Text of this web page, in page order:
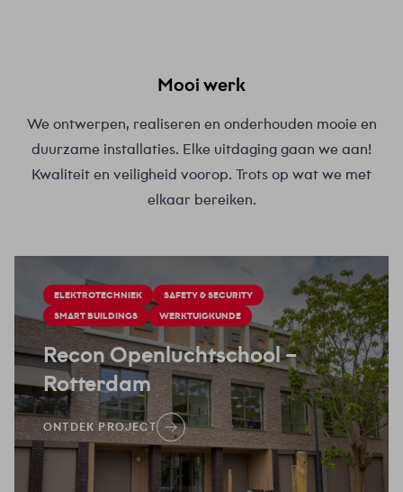
Mooi werk
We ontwerpen, realiseren en onderhouden mooie en
duurzame installaties. Elke uitdaging gaan we aan!
Kwaliteit en veiligheid voorop. Trots op wat we met
elkaar bereiken.
ELEKTROTECHNIEK
SAFETY & SECURITY
SMART BUILDINGS
WERKTUIGKUNDE
Recon Openluchtschool–
Rotterdam
ONTDEK PROJECT